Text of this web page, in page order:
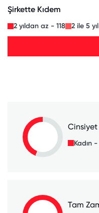
Şirkette Kıdem
2 yıldan az - 118 2 ile 5
Cinsiyet
Kadın -
Tam